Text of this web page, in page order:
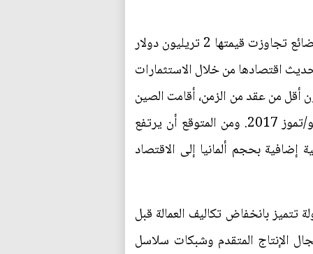
كان تحول الصين مدعوما بطفرة غير مسبوقة في الصناعات التحويلية. ففي عام 2016، شحنت الصين بضائع تجاوزت قيمتها 2 تريليون دولار
سعت الصين إلى تحديث اقتصادها من خلال الاستثمارات
أقل من عقد من الزمن، أقامت الصين
أكبر شبكة للقطارات الفائقة السرعة في العالَم، والتي تجاوزت 22 ألف كيلومتر (13670 ميلا) في يوليو/تموز 2017. ومن المتوقع أن يرتفع
يعادل إضافة سوق استهلاكية إضافية بحجم ألمانيا إلى الاقتصاد
بانخفاض تكاليف العمالة قبل
الإنتاج المتقدم وشبكات سلاسل